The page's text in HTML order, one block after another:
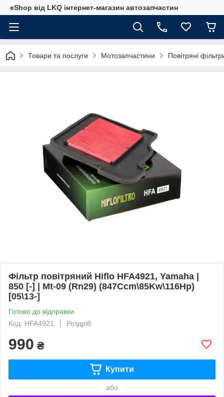
eShop від LKQ інтернет-магазин автозапчастин
Товари та послуги Мотозапчастини Повітряні
Фільтр повітряний Hiflo HFA4921, Yamaha |
850 [-] | Mt-09 (Rn29) (847Ccm\85Kw\116Hp)
[05\13-]
Готово до відправки
Код: HFA4921
Роздріб
990 ₴
Купити
або